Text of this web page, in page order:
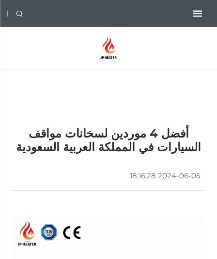
أفضل 4 موردين لسخانات مواقف
السيارات في المملكة العربية السعودية
2024-06-05 18:16:28